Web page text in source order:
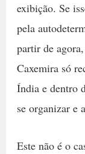
exibição. Se
pela
partir de
Caxemira só
Índia e dentro
se organizar e
Este não é o